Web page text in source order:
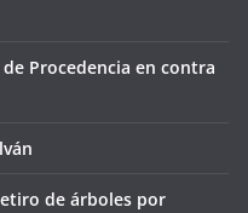
Procedencia en contra
de árboles por